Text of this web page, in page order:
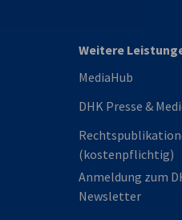
Weitere
MediaHub
DHK Presse &
(kostenpflichtig)
Anmeldung zum
Newsletter